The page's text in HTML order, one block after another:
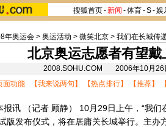
搜狐首页-新闻 -体育-S-娱
年奥运会 > 奥运活动 > 微笑北京 > 我们在长城传
北京奥运志愿者有望戴
2008.SOHU.COM 2006年10月
面功能 【我来说两句 】 【热点排行】 【推荐】
（记者 顾静） 10月29日上午，“我们
版发布仪式，将在居庸关长城举行。主办